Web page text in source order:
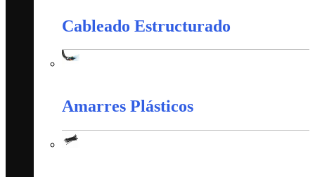
Cableado Estructurado
Amarres Plásticos